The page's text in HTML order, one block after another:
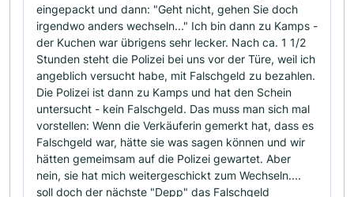
eingepackt und dann: "Geht nicht, gehen Sie doch
irgendwo anders wechseln..." Ich bin dann zu Kamps -
der Kuchen war übrigens sehr lecker. Nach ca. 1 1/2
Stunden steht die Polizei bei uns vor der Türe, weil ich
angeblich versucht habe, mit Falschgeld zu bezahlen.
Die Polizei ist dann zu Kamps und hat den Schein
untersucht - kein Falschgeld. Das muss man sich mal
vorstellen: Wenn die Verkäuferin gemerkt hat, dass es
Falschgeld war, hätte sie was sagen können und wir
hätten gemeimsam auf die Polizei gewartet. Aber
nein, sie hat mich weitergeschickt zum Wechseln....
soll doch der nächste "Depp" das Falschgeld